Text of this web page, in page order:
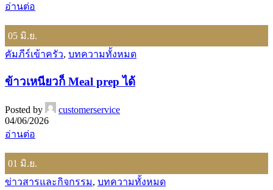
อ่านต่อ
05 มิ.ย.
คัมภีร์เข้าครัว, บทความทั้งหมด
ข้าวเหนียวก็ Meal prep ได้
Posted by
customerservice
04/06/2026
อ่านต่อ
01 มิ.ย.
ข่าวสารและกิจกรรม, บทความทั้งหมด